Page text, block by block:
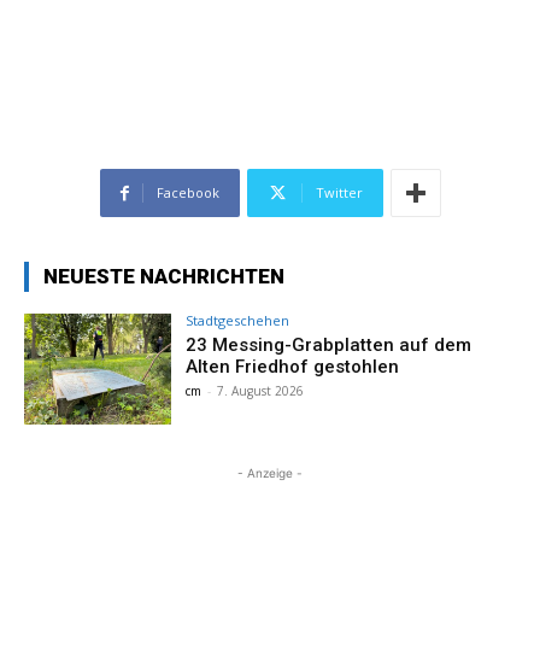
Facebook Twitter
NEUESTE NACHRICHTEN
Stadtgeschehen
23 Messing-Grabplatten auf dem
Alten Friedhof gestohlen
cm - 7. August 2026
- Anzeige -